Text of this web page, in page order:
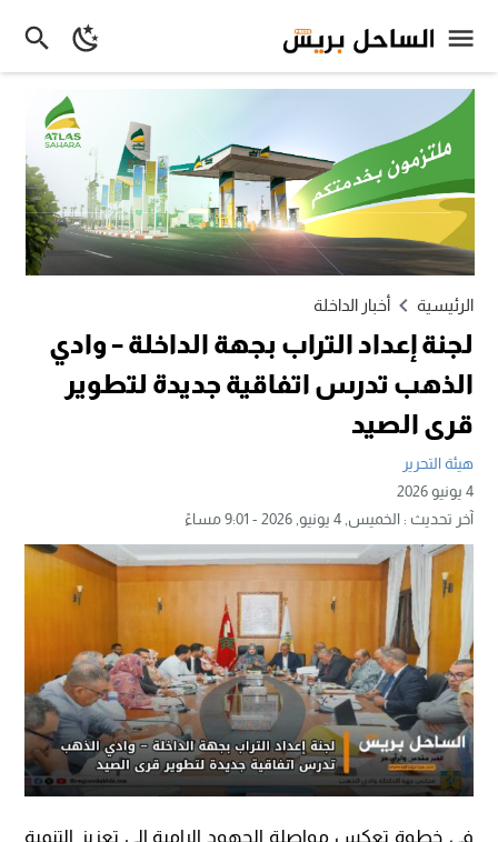
الرئيسية أخبار الداخلة
لجنة إعداد التراب بجهة الداخلة – وادي
الذهب تدرس اتفاقية جديدة لتطوير
قرى الصيد
هيئة التحرير
4 يونيو 2026
آخر تحديث :الخميس, 4 يونيو, 2026 - 9:01 مساءً
في خطوة تعكس مواصلة الجهود الرامية إلى تعزيز التنمية